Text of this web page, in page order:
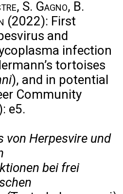
S. Gagno, B.
(2022): First
and
infection
tortoises
), and in potential
Community
e5.
von Herpesvire und
bei frei